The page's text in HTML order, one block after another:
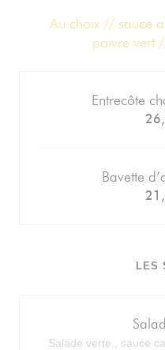
Au choix // sauce
poivre vert
Entrecôte
Bavette
LES
Salade verte,, sauce